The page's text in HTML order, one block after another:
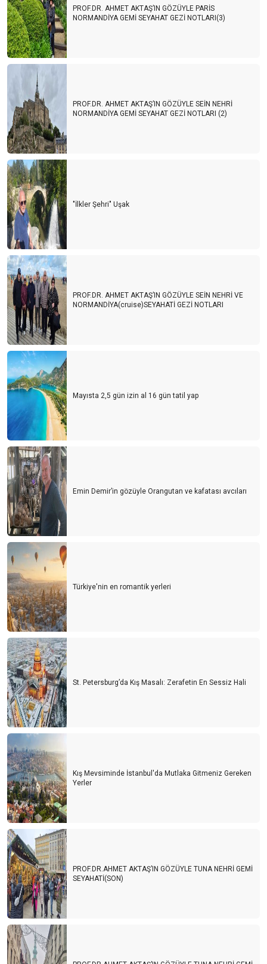
PROF.DR. AHMET AKTAŞ’IN GÖZÜYLE PARİS
NORMANDİYA GEMİ SEYAHAT GEZİ NOTLARI(3)
PROF.DR. AHMET AKTAŞ’IN GÖZÜYLE SEİN NEHRİ
NORMANDİYA GEMİ SEYAHAT GEZİ NOTLARI (2)
"İlkler Şehri" Uşak
PROF.DR. AHMET AKTAŞ’IN GÖZÜYLE SEİN NEHRİ VE
NORMANDİYA(cruise)SEYAHATİ GEZİ NOTLARI
Mayısta 2,5 gün izin al 16 gün tatil yap
Emin Demir’in gözüyle Orangutan ve kafatası avcıları
Türkiye'nin en romantik yerleri
St. Petersburg’da Kış Masalı: Zerafetin En Sessiz Hali
Kış Mevsiminde İstanbul'da Mutlaka Gitmeniz Gereken
Yerler
PROF.DR.AHMET AKTAŞ’IN GÖZÜYLE TUNA NEHRİ GEMİ
SEYAHATİ(SON)